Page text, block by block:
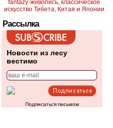
Рассылка
Новости из лесу
вестимо
Подписаться письмом